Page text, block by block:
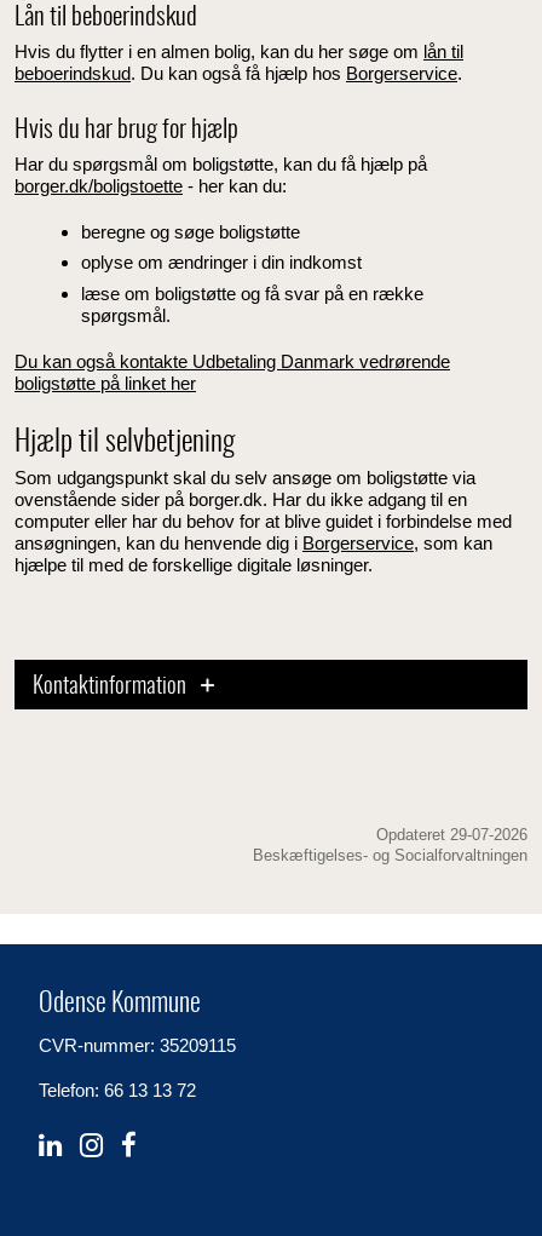
Lån til beboerindskud
Hvis du flytter i en almen bolig, kan du her søge om lån til
beboerindskud. Du kan også få hjælp hos Borgerservice.
Hvis du har brug for hjælp
Har du spørgsmål om boligstøtte, kan du få hjælp på
borger.dk/boligstoette - her kan du:
beregne og søge boligstøtte
oplyse om ændringer i din indkomst
læse om boligstøtte og få svar på en række
spørgsmål.
Du kan også kontakte Udbetaling Danmark vedrørende
boligstøtte på linket her
Hjælp til selvbetjening
Som udgangspunkt skal du selv ansøge om boligstøtte via
ovenstående sider på borger.dk. Har du ikke adgang til en
computer eller har du behov for at blive guidet i forbindelse med
ansøgningen, kan du henvende dig i Borgerservice, som kan
hjælpe til med de forskellige digitale løsninger.
Kontaktinformation
Opdateret 29-07-2026
Beskæftigelses- og Socialforvaltningen
Odense Kommune
CVR-nummer: 35209115
Telefon: 66 13 13 72